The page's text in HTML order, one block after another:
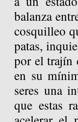
balanza
cosquilleo
patas,
por el trajín
en su
seres una
que estas